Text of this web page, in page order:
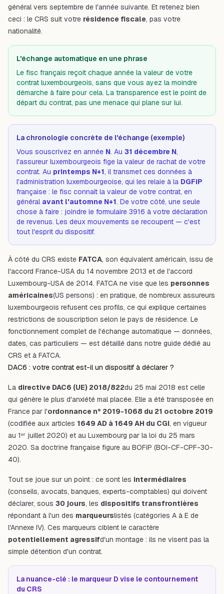
général vers septembre de l'année suivante. Et retenez bien
ceci : le CRS suit votre résidence fiscale, pas votre
nationalité.
L'échange automatique en une phrase
Le fisc français reçoit chaque année la valeur de votre
contrat luxembourgeois, sans que vous ayez la moindre
démarche à faire pour cela. La transparence est le point de
départ du contrat, pas une menace qui plane sur lui.
La chronologie concrète de l'échange (exemple)
Vous souscrivez en année N. Au 31 décembre N,
l'assureur luxembourgeois fige la valeur de rachat de votre
contrat. Au printemps N+1, il transmet ces données à
l'administration luxembourgeoise, qui les relaie à la DGFiP
française : le fisc connaît la valeur de votre contrat, en
général avant l'automne N+1. De votre côté, une seule
chose à faire : joindre le formulaire 3916 à votre déclaration
de revenus. Les deux mouvements se recoupent — c'est
tout l'esprit du dispositif.
À côté du CRS existe FATCA, son équivalent américain, issu de
l'accord France-USA du 14 novembre 2013 et de l'accord
Luxembourg-USA de 2014. FATCA ne vise que les personnes
américaines(US persons) : en pratique, de nombreux assureurs
luxembourgeois refusent ces profils, ce qui explique certaines
restrictions de souscription selon le pays de résidence. Le
fonctionnement complet de l'échange automatique — données,
dates, cas particuliers — est détaillé dans notre guide dédié au
CRS et à FATCA.
DAC6 : votre contrat est-il un dispositif à déclarer ?
La directive DAC6 (UE) 2018/822du 25 mai 2018 est celle
qui génère le plus d'anxiété mal placée. Elle a été transposée en
France par l'ordonnance n° 2019-1068 du 21 octobre 2019
(codifiée aux articles 1649 AD à 1649 AH du CGI, en vigueur
au 1ᵉʳ juillet 2020) et au Luxembourg par la loi du 25 mars
2020. Sa doctrine française figure au BOFiP (BOI-CF-CPF-30-
40).
Tout se joue sur un point : ce sont les intermédiaires
(conseils, avocats, banques, experts-comptables) qui doivent
déclarer, sous 30 jours, les dispositifs transfrontières
répondant à l'un des marqueurslistés (catégories A à E de
l'Annexe IV). Ces marqueurs ciblent le caractère
potentiellement agressifd'un montage : ils ne visent pas la
simple détention d'un contrat.
La nuance-clé : le marqueur D vise le contournement
du CRS